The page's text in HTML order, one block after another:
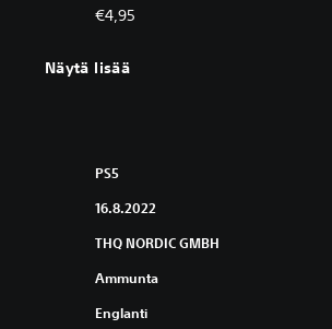
€4,95
Näytä lisää
PS5
16.8.2022
THQ NORDIC GMBH
Ammunta
Englanti